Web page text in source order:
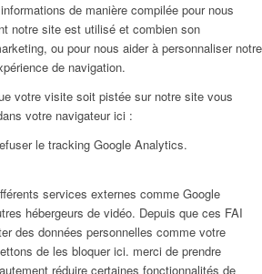
de manière compilée pour nous
notre site est utilisé et combien son
ou pour nous aider à personnaliser notre
de navigation.
votre visite soit pistée sur notre site vous
votre navigateur ici :
le tracking Google Analytics.
services externes comme Google
hébergeurs de vidéo. Depuis que ces FAI
des données personnelles comme votre
de les bloquer ici. merci de prendre
réduire certaines fonctionnalités de